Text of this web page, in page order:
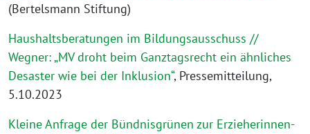
(Bertelsmann Stiftung)
Haushaltsberatungen im Bildungsausschuss //
Wegner: „MV droht beim Ganztagsrecht ein ähnliches
Desaster wie bei der Inklusion“, Pressemitteilung,
5.10.2023
Kleine Anfrage der Bündnisgrünen zur Erzieherinnen-